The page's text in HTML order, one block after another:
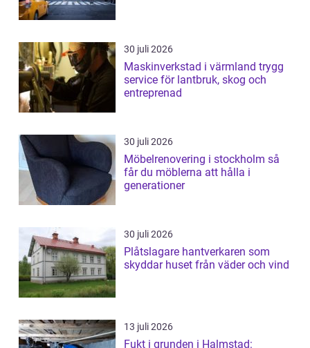
30 juli 2026
Maskinverkstad i värmland trygg
service för lantbruk, skog och
entreprenad
30 juli 2026
Möbelrenovering i stockholm så
får du möblerna att hålla i
generationer
30 juli 2026
Plåtslagare hantverkaren som
skyddar huset från väder och vind
13 juli 2026
Fukt i grunden i Halmstad: